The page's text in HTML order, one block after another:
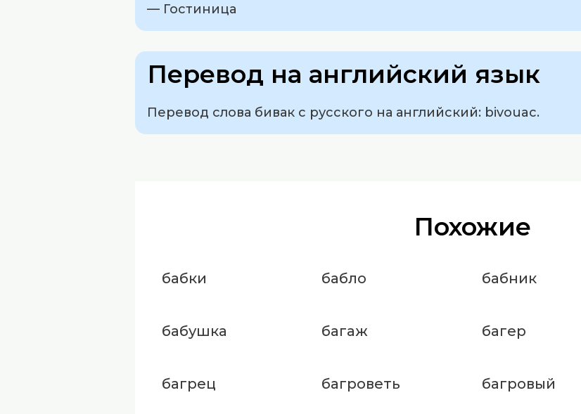
— Гостиница
Перевод на английский язык
Перевод слова бивак с русского на английский: bivouac.
Похожие
бабки бабло бабник
бабушка багаж багер
багрец багроветь багровый